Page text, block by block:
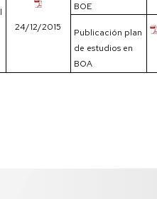
24/12/2015
BOE
Publicación plan
de estudios en
BOA